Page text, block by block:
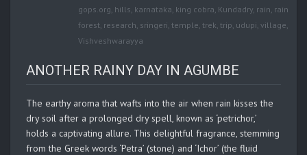
gops.org, hills, karnataka, king cobra, Kundadry, rain, rain
forest, research, sringeri, temple, trek, trip, udupi, village,
Vishveshwarayya
ANOTHER RAINY DAY IN AGUMBE
The earthy aroma that wafts into the air when rain kisses the
dry soil after a prolonged dry spell, known as ‘petrichor,’
holds a captivating allure. This delightful fragrance, stemming
from the Greek words ‘Petra’ (stone) and ‘Ichor’ (the fluid